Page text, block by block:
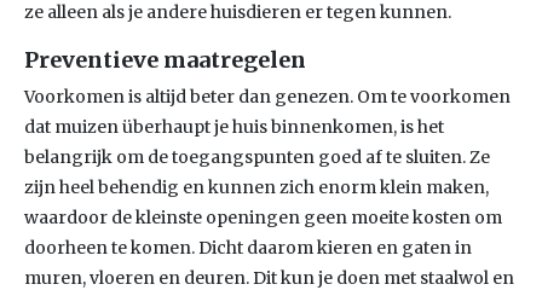
ze alleen als je andere huisdieren er tegen kunnen.
Preventieve maatregelen
Voorkomen is altijd beter dan genezen. Om te voorkomen
dat muizen überhaupt je huis binnenkomen, is het
belangrijk om de toegangspunten goed af te sluiten. Ze
zijn heel behendig en kunnen zich enorm klein maken,
waardoor de kleinste openingen geen moeite kosten om
doorheen te komen. Dicht daarom kieren en gaten in
muren, vloeren en deuren. Dit kun je doen met staalwol en